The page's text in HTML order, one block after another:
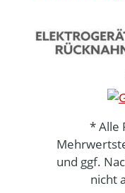
* Alle
und ggf.
nicht